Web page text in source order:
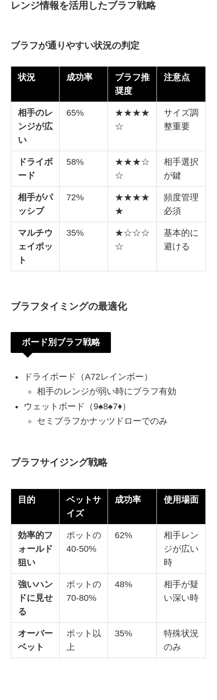
レンジ情報を活用したブラフ戦略
ブラフが通りやすい状況の判定
状況 成功率
ブラフ推
奨度
注意点
相手のレ
ンジが広
い
65%
★★★★
☆
サイズ調
整重要
ドライボ
ード
58%
★★★☆
☆
相手選択
が鍵
相手がパ
ッシブ
72%
★★★★
★
頻度管理
必須
マルチウ
ェイポッ
ト
35%
★☆☆☆
☆
基本的に
避ける
ブラフタイミングの最適化
ボード別ブラフ戦略
ドライボード（A72レインボー）
相手のレンジが弱い時にブラフ有効
ウェットボード（9♠8♠7♦）
セミブラフかナッツドローでのみ
ブラフサイジング戦略
目的
ベットサ
イズ
成功率 使用場面
効率的フ
ォールド
狙い
ポットの
40-50%
62%
相手レン
ジが広い
時
強いハン
ドに見せ
る
ポットの
70-80%
48%
相手が疑
い深い時
オーバー
ベット
ポット以
上
35%
特殊状況
のみ